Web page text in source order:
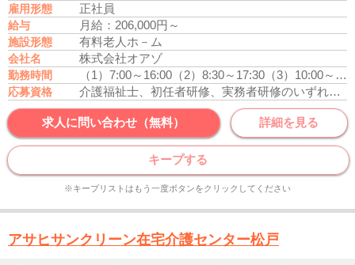
雇用形態 正社員
給与 月給：206,000円～
施設形態 有料老人ホ－ム
会社名 株式会社オアゾ
勤務時間 （1）7:00～16:00 （2）8:30～17:30 （3）10:00～19:00
応募資格 介護福祉士、初任者研修、実務者研修のいずれかの資格をお持ちの方
求人に問い合わせ（無料） 詳細を見る
キープする
※キープリストはもう一度ボタンをクリックしてください
アサヒサンクリーン在宅介護センター松戸